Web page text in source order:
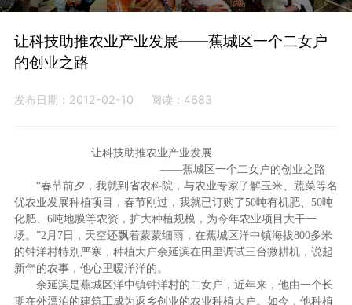
让科技助推农业产业发展——蕉城区一个二女户
的创业之路
发布日期：2012-02-10 阅读：4683
让科技助推农业产业发展
——蕉城区一个二女户的创业之路
“春节前夕，我就到省农科院，与农业专家了解玉米、蔬菜等名
优农业发展种植项目，春节刚过，我就已订购了50吨有机肥、50吨
化肥、6吨地膜等农资，扩大种植规模，为今年农业项目大干一
场。”2月7日，天空还飘着蒙蒙细雨，在蕉城区洋中镇海拔800多米
的钟洋村特别严寒，种植大户余延滨在田里调试三台微耕机，说起
新年的农事，他心里暖洋洋的。
余延滨是蕉城区洋中镇钟洋村的二女户，近年来，他由一个长
期在外漂泊的建筑工成为返乡创业的农业种植大户。如今，他种植